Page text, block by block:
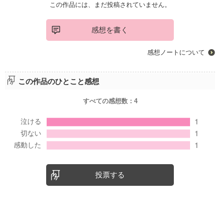
この作品には、まだ投稿されていません。
感想を書く
感想ノートについて
この作品のひとこと感想
すべての感想数： 4
投票する